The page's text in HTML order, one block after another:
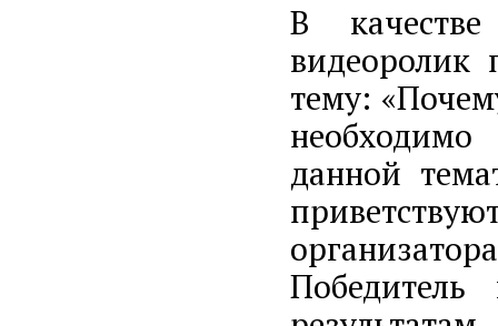
В
видеоролик
тему:
данной